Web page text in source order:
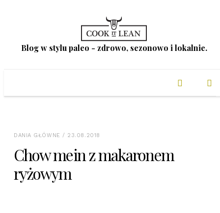
Blog w stylu paleo - zdrowo, sezonowo i lokalnie.
DANIA GŁÓWNE / 23.08.2018
Chow mein z makaronem
ryżowym